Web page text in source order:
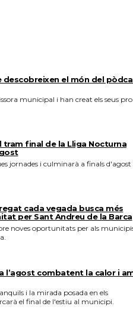
descobreixen el món del
municipal i han creat els seus
tram final de la Lliga Nocturna
jornades i culminarà a finals d'agost
cada vegada busca més
per Sant Andreu de la Barca
noves oportunitats per als
l’agost combatent la calor i
i la mirada posada en els
el final de l'estiu al municipi.